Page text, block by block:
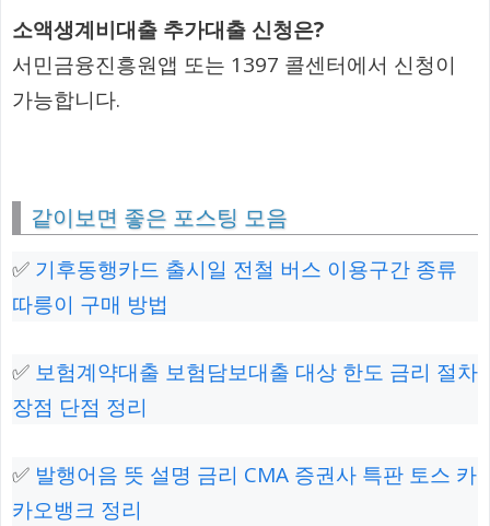
소액생계비대출 추가대출 신청은?
서민금융진흥원앱 또는 1397 콜센터에서 신청이
가능합니다.
같이보면 좋은 포스팅 모음
✅ 기후동행카드 출시일 전철 버스 이용구간 종류
따릉이 구매 방법
✅ 보험계약대출 보험담보대출 대상 한도 금리 절차
장점 단점 정리
✅ 발행어음 뜻 설명 금리 CMA 증권사 특판 토스 카
카오뱅크 정리